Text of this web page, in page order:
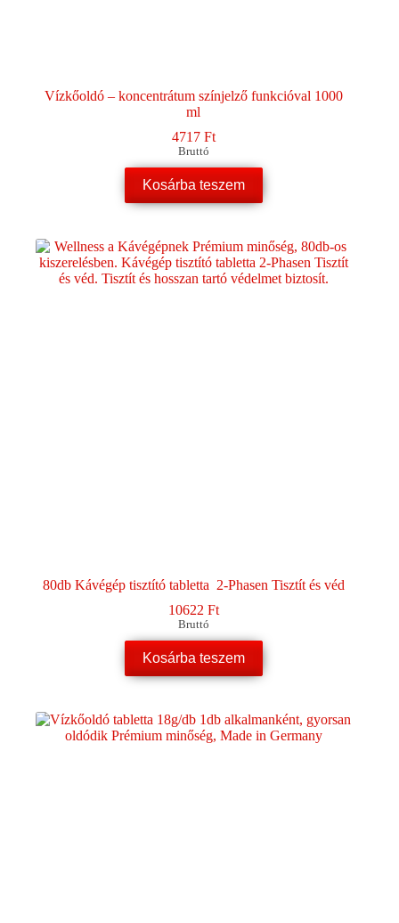
Vízkőoldó – koncentrátum színjelző funkcióval 1000
ml
4717 Ft
Bruttó
Kosárba teszem
80db Kávégép tisztító tabletta 2-Phasen Tisztít és véd
10622 Ft
Bruttó
Kosárba teszem